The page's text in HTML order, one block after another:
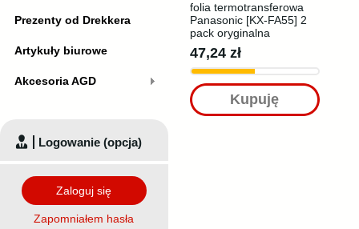
folia termotransferowa
Panasonic [KX-FA55] 2
pack oryginalna
47,24 zł
Kupuję
Prezenty od Drekkera
Artykuły biurowe
Akcesoria AGD
Logowanie (opcja)
Zaloguj się
Zapomniałem hasła